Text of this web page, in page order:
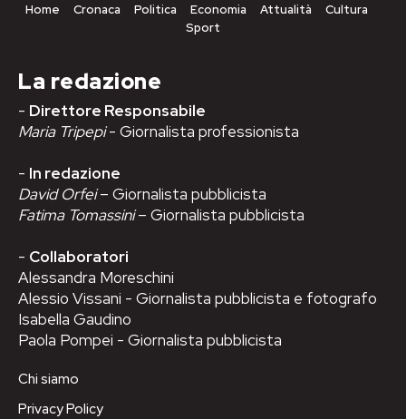
Home Cronaca Politica Economia Attualità
Cultura
Sport
La redazione
- Direttore Responsabile
Maria Tripepi- Giornalista professionista
- In redazione
David Orfei– Giornalista pubblicista
Fatima Tomassini– Giornalista pubblicista
- Collaboratori
Alessandra Moreschini
Alessio Vissani - Giornalista pubblicista e fotografo
Isabella Gaudino
Paola Pompei - Giornalista pubblicista
Chi siamo
Privacy Policy